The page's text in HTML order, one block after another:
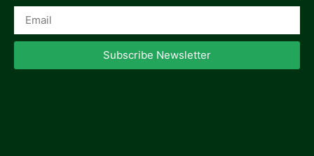
Subscribe Newsletter